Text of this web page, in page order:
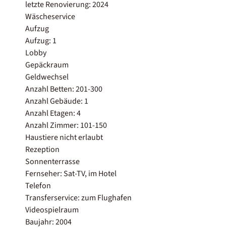
letzte Renovierung: 2024
Wäscheservice
Aufzug
Aufzug: 1
Lobby
Gepäckraum
Geldwechsel
Anzahl Betten: 201-300
Anzahl Gebäude: 1
Anzahl Etagen: 4
Anzahl Zimmer: 101-150
Haustiere nicht erlaubt
Rezeption
Sonnenterrasse
Fernseher: Sat-TV, im Hotel
Telefon
Transferservice: zum Flughafen
Videospielraum
Baujahr: 2004